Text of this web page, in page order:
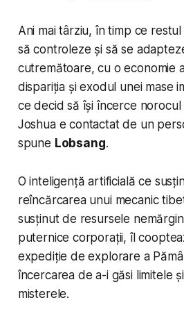
Ani mai târziu, în timp ce
să controleze și să se
cutremătoare, cu o economie
dispariția și exodul unei mase
ce decid să își încerce norocul
Joshua e contactat de un
spune Lobsang.
O inteligență artificială ce
reîncărcarea unui mecanic
susținut de resursele
puternice corporații, îl
expediție de explorare a
încercarea de a-i găsi limitele
misterele.